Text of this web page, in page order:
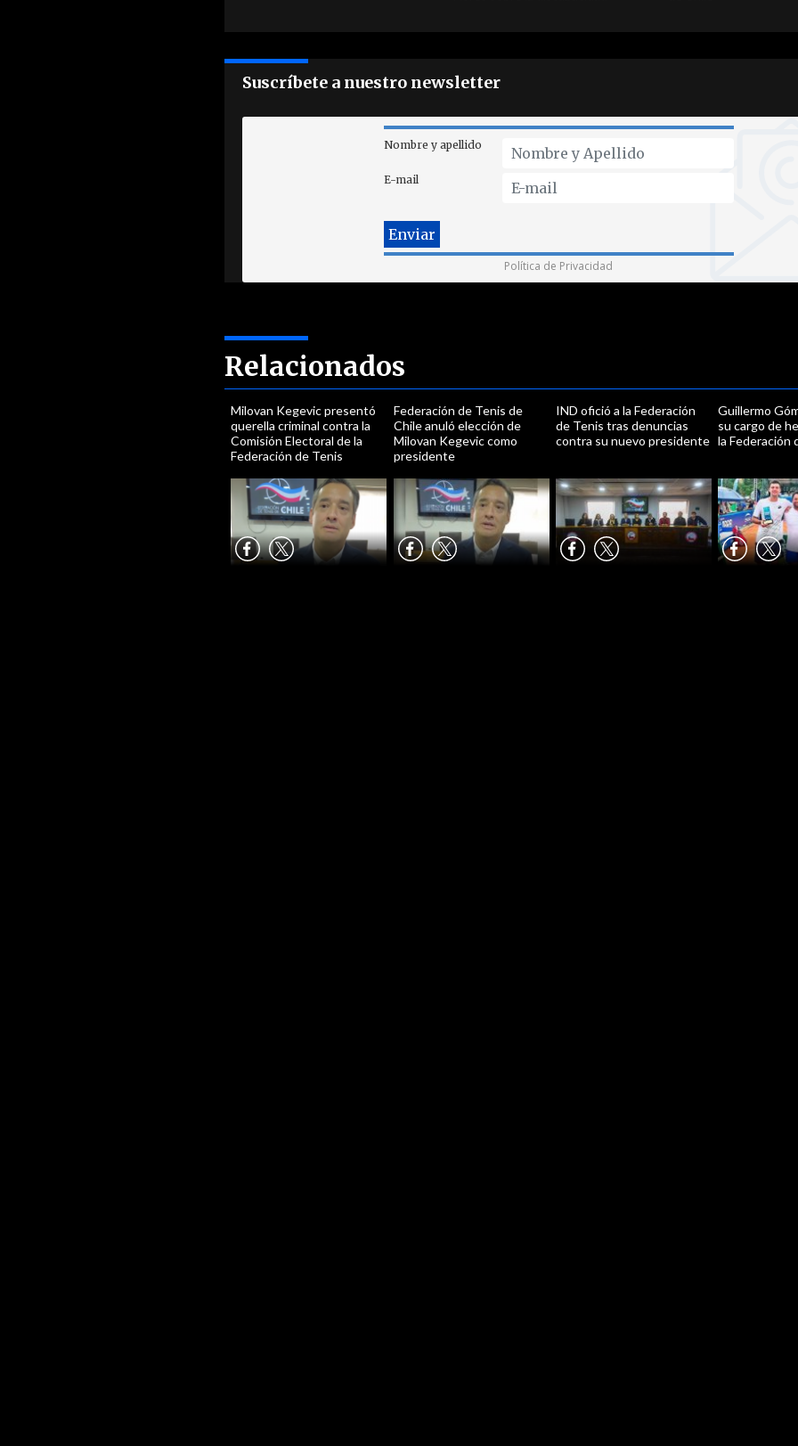
Suscríbete a nuestro newsletter
Nombre y apellido
E-mail
Política de Privacidad
Relacionados
Milovan Kegevic presentó
querella criminal contra la
Comisión Electoral de la
Federación de Tenis
Federación de Tenis de
Chile anuló elección de
Milovan Kegevic como
presidente
IND ofició a la Federación
de Tenis tras denuncias
contra su nuevo presidente
Guillermo
su cargo de
la Federación